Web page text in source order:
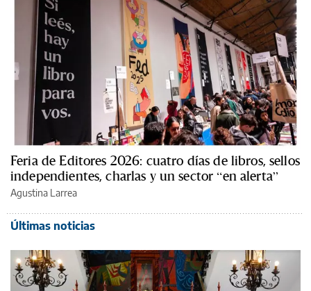
Feria de Editores 2026: cuatro días de libros, sellos
independientes, charlas y un sector “en alerta”
Agustina Larrea
Últimas noticias